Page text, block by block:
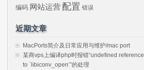
编码 网站运营 配置 错误
近期文章
MacPorts简介及日常应用与维护/mac port
某商vps上编译php时报错“undefined reference
to `libiconv_open’”的处理